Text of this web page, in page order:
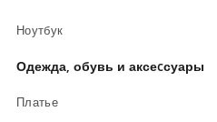
Ноутбук
Одежда, обувь и аксеcсуары
Платье